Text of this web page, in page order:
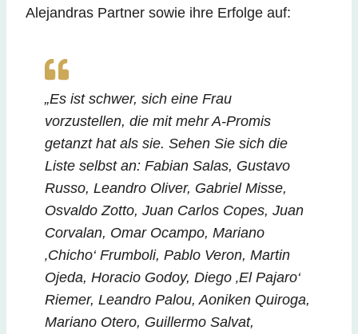
Alejandras Partner sowie ihre Erfolge auf:
„Es ist schwer, sich eine Frau
vorzustellen, die mit mehr A-Promis
getanzt hat als sie. Sehen Sie sich die
Liste selbst an: Fabian Salas, Gustavo
Russo, Leandro Oliver, Gabriel Misse,
Osvaldo Zotto, Juan Carlos Copes, Juan
Corvalan, Omar Ocampo, Mariano
‚Chicho‘ Frumboli, Pablo Veron, Martin
Ojeda, Horacio Godoy, Diego ‚El Pajaro‘
Riemer, Leandro Palou, Aoniken Quiroga,
Mariano Otero, Guillermo Salvat,